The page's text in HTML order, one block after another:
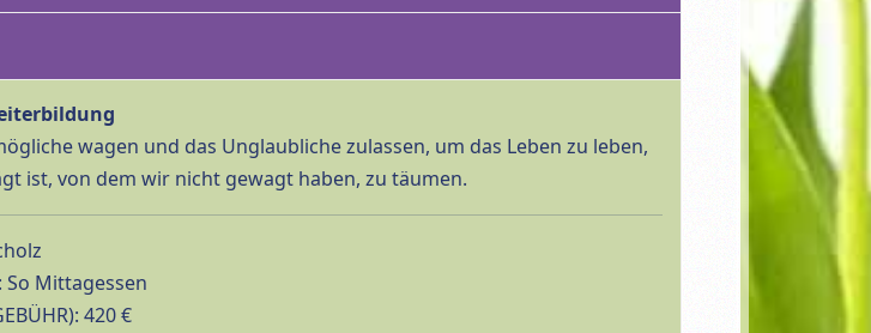
wagen und das Unglaubliche zulassen, um das Leben zu leben,
ist, von dem wir nicht gewagt haben, zu täumen.
So Mittagessen
420 €